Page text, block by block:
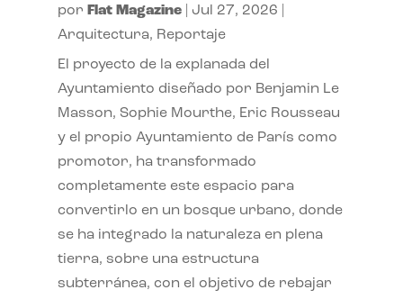
por Flat Magazine| Jul 27, 2026
Arquitectura, Reportaje
El proyecto de la explanada del
Ayuntamiento diseñado por Benjamin Le
Masson, Sophie Mourthe, Eric Rousseau
y el propio Ayuntamiento de París como
promotor, ha transformado
completamente este espacio para
convertirlo en un bosque urbano, donde
se ha integrado la naturaleza en plena
tierra, sobre una estructura
subterránea, con el objetivo de rebajar